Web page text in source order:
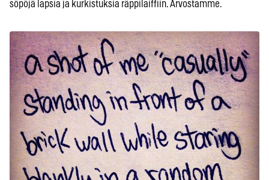
söpöjä lapsia ja kurkistuksia räppilaiffiin. Arvostamme.